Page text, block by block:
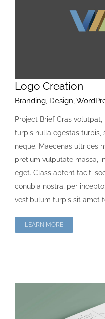
Logo Creation
Branding, Design,
Project Brief Cras
turpis nulla egestas turpis,
neque. Maecenas ultrices
pretium vulputate massa,
eget. Class aptent taciti
conubia nostra, per
vestibulum turpis sit amet
LEARN MORE